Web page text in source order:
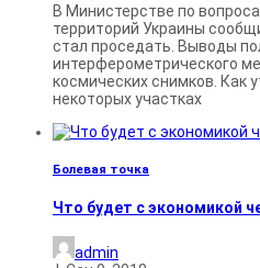
В Министерстве по
территорий Украины
стал проседать. Выводы
интерферометрического
космических снимков. Как
некоторых участках
Болевая точка
Что будет с экономикой
admin